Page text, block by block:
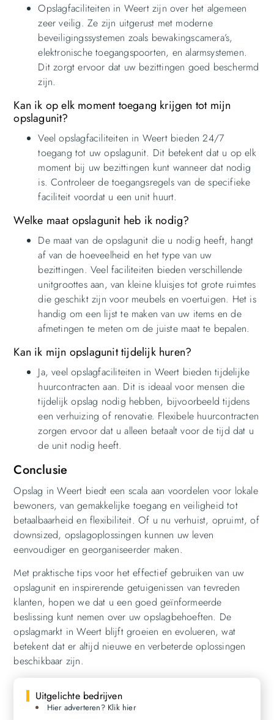
Opslagfaciliteiten in Weert zijn over het algemeen
zeer veilig. Ze zijn uitgerust met moderne
beveiligingssystemen zoals bewakingscamera’s,
elektronische toegangspoorten, en alarmsystemen.
Dit zorgt ervoor dat uw bezittingen goed beschermd
zijn.
Kan ik op elk moment toegang krijgen tot mijn
opslagunit?
Veel opslagfaciliteiten in Weert bieden 24/7
toegang tot uw opslagunit. Dit betekent dat u op elk
moment bij uw bezittingen kunt wanneer dat nodig
is. Controleer de toegangsregels van de specifieke
faciliteit voordat u een unit huurt.
Welke maat opslagunit heb ik nodig?
De maat van de opslagunit die u nodig heeft, hangt
af van de hoeveelheid en het type van uw
bezittingen. Veel faciliteiten bieden verschillende
unitgroottes aan, van kleine kluisjes tot grote ruimtes
die geschikt zijn voor meubels en voertuigen. Het is
handig om een lijst te maken van uw items en de
afmetingen te meten om de juiste maat te bepalen.
Kan ik mijn opslagunit tijdelijk huren?
Ja, veel opslagfaciliteiten in Weert bieden tijdelijke
huurcontracten aan. Dit is ideaal voor mensen die
tijdelijk opslag nodig hebben, bijvoorbeeld tijdens
een verhuizing of renovatie. Flexibele huurcontracten
zorgen ervoor dat u alleen betaalt voor de tijd dat u
de unit nodig heeft.
Conclusie
Opslag in Weert biedt een scala aan voordelen voor lokale
bewoners, van gemakkelijke toegang en veiligheid tot
betaalbaarheid en flexibiliteit. Of u nu verhuist, opruimt, of
downsized, opslagoplossingen kunnen uw leven
eenvoudiger en georganiseerder maken.
Met praktische tips voor het effectief gebruiken van uw
opslagunit en inspirerende getuigenissen van tevreden
klanten, hopen we dat u een goed geïnformeerde
beslissing kunt nemen over uw opslagbehoeften. De
opslagmarkt in Weert blijft groeien en evolueren, wat
betekent dat er altijd nieuwe en verbeterde oplossingen
beschikbaar zijn.
Uitgelichte bedrijven
Hier adverteren? Klik hier